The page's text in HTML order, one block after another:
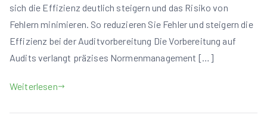
sich die Effizienz deutlich steigern und das Risiko von
Fehlern minimieren. So reduzieren Sie Fehler und steigern die
Effizienz bei der Auditvorbereitung Die Vorbereitung auf
Audits verlangt präzises Normenmanagement […]
Weiterlesen